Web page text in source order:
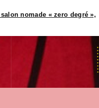
nomade « zero degré »,